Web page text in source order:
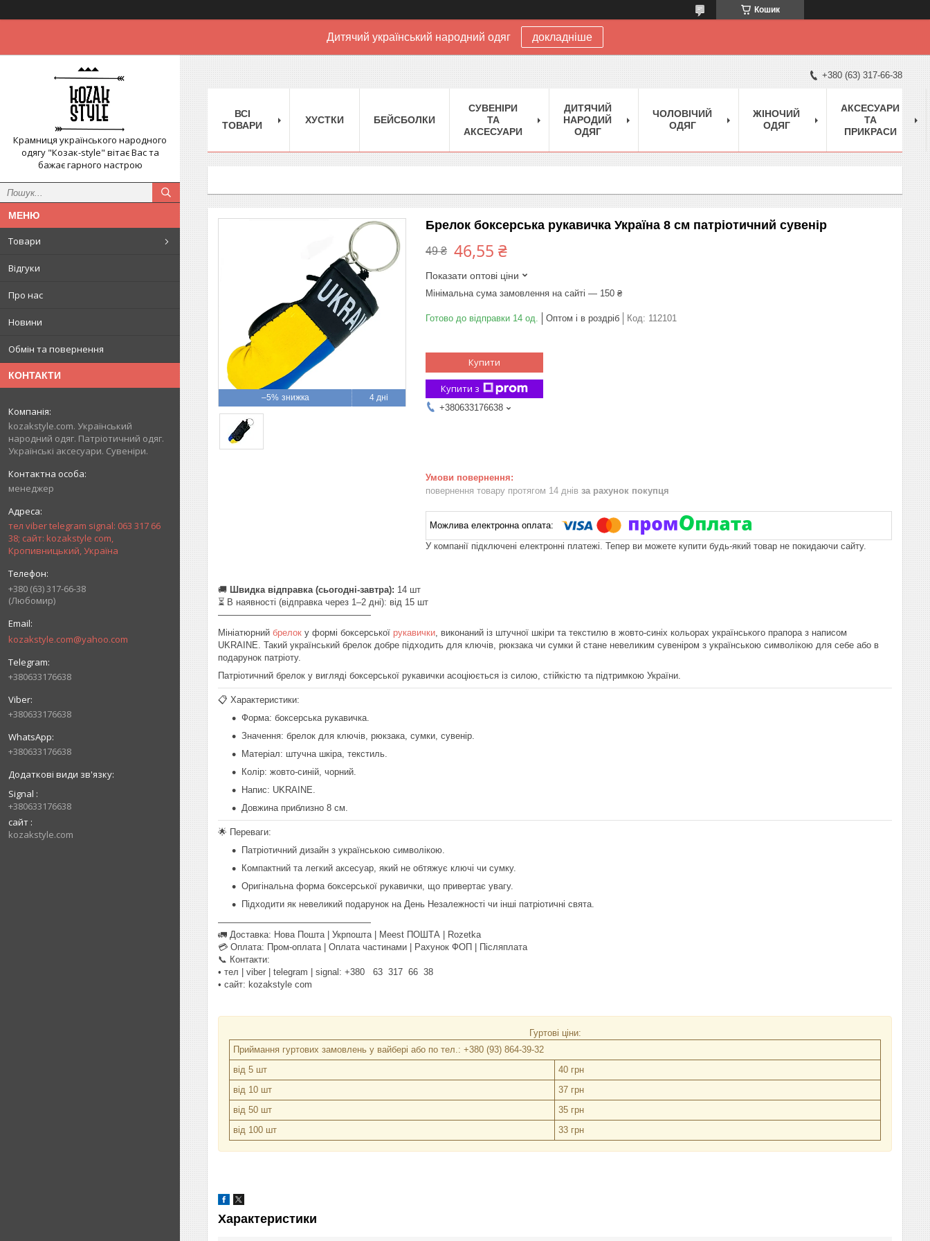
Кошик
Дитячий український народний одяг докладніше
Крамниця українського народного
одягу "Козак-style" вітає Вас та
бажає гарного настрою
Товари
Відгуки
Про нас
Новини
Обмін та повернення
КОНТАКТИ
kozakstyle.com. Український
народний одяг. Патріотичний одяг.
Українські аксесуари. Сувеніри.
менеджер
тел viber telegram signal: 063 317 66
38; сайт: kozakstyle com,
Кропивницький, Україна
+380 (63) 317-66-38
(Любомир)
kozakstyle.com@yahoo.com
+380633176638
+380633176638
+380633176638
Signal
+380633176638
сайт
kozakstyle.com
+380 (63) 317-66-38
ВСІ
ТОВАРИ
XУСТКИ БЕЙСБОЛКИ
CУВЕНІРИ
ТА
АКСЕСУАРИ
ДИТЯЧИЙ
НАРОДИЙ
ОДЯГ
ЧОЛОВІЧИЙ
ОДЯГ
ЖІНОЧИЙ
ОДЯГ
АКСЕСУАРИ
ТА
ПРИКРАСИ
–5% 4 дні
Брелок боксерська рукавичка Україна 8 см патріотичний сувенір
49 ₴ 46,55 ₴
Показати оптові ціни
Мінімальна сума замовлення на сайті — 150 ₴
Готово до відправки 14 од. Оптом і в роздріб Код: 112101
Купити
Купити з
+380633176638
повернення товару протягом 14 днів за рахунок покупця
У компанії підключені електронні платежі. Тепер ви можете купити будь-який товар не покидаючи сайту.
🚚 Швидка відправка (сьогодні-завтра): 14 шт
⏳ В наявності (відправка через 1–2 дні): від 15 шт
—————————————————
Мініатюрний брелок у формі боксерської рукавички , виконаний із штучної шкіри та текстилю в жовто-синіх кольорах українського прапора з написом
UKRAINE. Такий український брелок добре підходить для ключів, рюкзака чи сумки й стане невеликим сувеніром з українською символікою для себе або в
подарунок патріоту.
Патріотичний брелок у вигляді боксерської рукавички асоціюється із силою, стійкістю та підтримкою України.
📋 Характеристики:
Форма: боксерська рукавичка.
Значення: брелок для ключів, рюкзака, сумки, сувенір.
Матеріал: штучна шкіра, текстиль.​
Колір: жовто-синій, чорний.
Напис: UKRAINE.
Довжина приблизно 8 см.​
🌟 Переваги:
Патріотичний дизайн з українською символікою.
Компактний та легкий аксесуар, який не обтяжує ключі чи сумку.
Оригінальна форма боксерської рукавички, що привертає увагу.
Підходити як невеликий подарунок на День Незалежності чи інші патріотичні свята.
—————————————————
🚛 Доставка: Нова Пошта | Укрпошта | Meest ПОШТА | Rozetka
💳 Оплата: Пром-оплата | Оплата частинами | Рахунок ФОП | Післяплата
📞 Контакти:
• тел | viber | telegram | signal: +380 63 317 66 38
• сайт: kozakstyle com
Гуртові ціни:
Приймання гуртових замовлень у вайбері або по тел.: +380 (93) 864-39-32
від 5 шт
40 грн
від 10 шт
37 грн
від 50 шт
35 грн
від 100 шт
33 грн
Характеристики